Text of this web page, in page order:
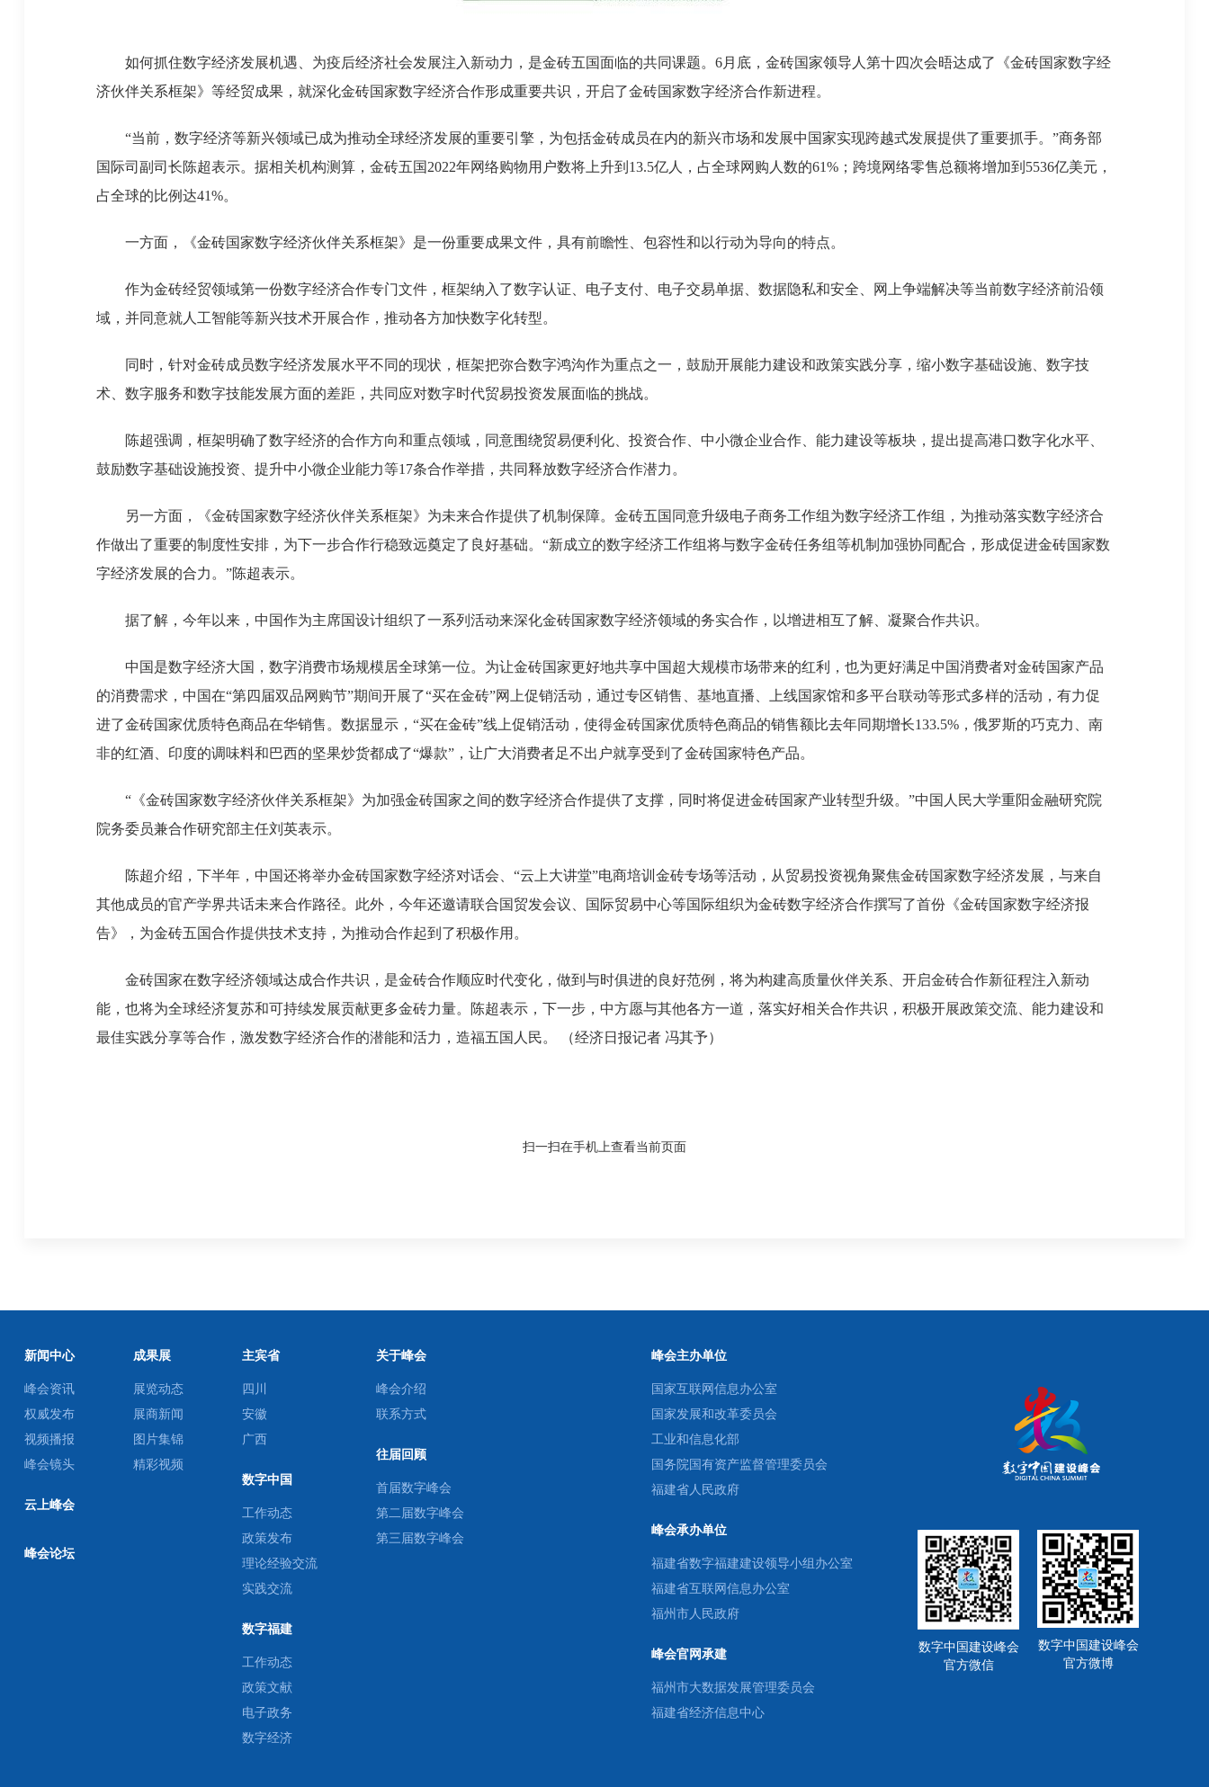
如何抓住数字经济发展机遇、为疫后经济社会发展注入新动力，是金砖五国面临的共同课题。6月底，金砖国家领导人第十四次会晤达成了《金砖国家数字经
济伙伴关系框架》等经贸成果，就深化金砖国家数字经济合作形成重要共识，开启了金砖国家数字经济合作新进程。
“当前，数字经济等新兴领域已成为推动全球经济发展的重要引擎，为包括金砖成员在内的新兴市场和发展中国家实现跨越式发展提供了重要抓手。”商务部
国际司副司长陈超表示。据相关机构测算，金砖五国2022年网络购物用户数将上升到13.5亿人，占全球网购人数的61%；跨境网络零售总额将增加到5536亿美元，
占全球的比例达41%。
一方面，《金砖国家数字经济伙伴关系框架》是一份重要成果文件，具有前瞻性、包容性和以行动为导向的特点。
作为金砖经贸领域第一份数字经济合作专门文件，框架纳入了数字认证、电子支付、电子交易单据、数据隐私和安全、网上争端解决等当前数字经济前沿领
域，并同意就人工智能等新兴技术开展合作，推动各方加快数字化转型。
同时，针对金砖成员数字经济发展水平不同的现状，框架把弥合数字鸿沟作为重点之一，鼓励开展能力建设和政策实践分享，缩小数字基础设施、数字技
术、数字服务和数字技能发展方面的差距，共同应对数字时代贸易投资发展面临的挑战。
陈超强调，框架明确了数字经济的合作方向和重点领域，同意围绕贸易便利化、投资合作、中小微企业合作、能力建设等板块，提出提高港口数字化水平、
鼓励数字基础设施投资、提升中小微企业能力等17条合作举措，共同释放数字经济合作潜力。
另一方面，《金砖国家数字经济伙伴关系框架》为未来合作提供了机制保障。金砖五国同意升级电子商务工作组为数字经济工作组，为推动落实数字经济合
作做出了重要的制度性安排，为下一步合作行稳致远奠定了良好基础。“新成立的数字经济工作组将与数字金砖任务组等机制加强协同配合，形成促进金砖国家数
字经济发展的合力。”陈超表示。
据了解，今年以来，中国作为主席国设计组织了一系列活动来深化金砖国家数字经济领域的务实合作，以增进相互了解、凝聚合作共识。
中国是数字经济大国，数字消费市场规模居全球第一位。为让金砖国家更好地共享中国超大规模市场带来的红利，也为更好满足中国消费者对金砖国家产品
的消费需求，中国在“第四届双品网购节”期间开展了“买在金砖”网上促销活动，通过专区销售、基地直播、上线国家馆和多平台联动等形式多样的活动，有力促
进了金砖国家优质特色商品在华销售。数据显示，“买在金砖”线上促销活动，使得金砖国家优质特色商品的销售额比去年同期增长133.5%，俄罗斯的巧克力、南
非的红酒、印度的调味料和巴西的坚果炒货都成了“爆款”，让广大消费者足不出户就享受到了金砖国家特色产品。
“《金砖国家数字经济伙伴关系框架》为加强金砖国家之间的数字经济合作提供了支撑，同时将促进金砖国家产业转型升级。”中国人民大学重阳金融研究院
院务委员兼合作研究部主任刘英表示。
陈超介绍，下半年，中国还将举办金砖国家数字经济对话会、“云上大讲堂”电商培训金砖专场等活动，从贸易投资视角聚焦金砖国家数字经济发展，与来自
其他成员的官产学界共话未来合作路径。此外，今年还邀请联合国贸发会议、国际贸易中心等国际组织为金砖数字经济合作撰写了首份《金砖国家数字经济报
告》，为金砖五国合作提供技术支持，为推动合作起到了积极作用。
金砖国家在数字经济领域达成合作共识，是金砖合作顺应时代变化，做到与时俱进的良好范例，将为构建高质量伙伴关系、开启金砖合作新征程注入新动
能，也将为全球经济复苏和可持续发展贡献更多金砖力量。陈超表示，下一步，中方愿与其他各方一道，落实好相关合作共识，积极开展政策交流、能力建设和
最佳实践分享等合作，激发数字经济合作的潜能和活力，造福五国人民。 （经济日报记者 冯其予）
扫一扫在手机上查看当前页面
新闻中心
峰会资讯
权威发布
视频播报
峰会镜头
云上峰会
峰会论坛
成果展
展览动态
展商新闻
图片集锦
精彩视频
主宾省
四川
安徽
广西
数字中国
工作动态
政策发布
理论经验交流
实践交流
数字福建
工作动态
政策文献
电子政务
数字经济
关于峰会
峰会介绍
联系方式
往届回顾
首届数字峰会
第二届数字峰会
第三届数字峰会
峰会主办单位
国家互联网信息办公室
国家发展和改革委员会
工业和信息化部
国务院国有资产监督管理委员会
福建省人民政府
峰会承办单位
福建省数字福建建设领导小组办公室
福建省互联网信息办公室
福州市人民政府
峰会官网承建
福州市大数据发展管理委员会
福建省经济信息中心
数字中国建设峰会
官方微信
数字中国建设峰会
官方微博